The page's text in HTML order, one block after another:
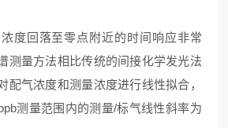
度回落至零点附近的时间响应非常
测量方法相比传统的间接化学发光法
配气浓度和测量浓度进行线性拟合，
测量范围内的测量/标气线性斜率为